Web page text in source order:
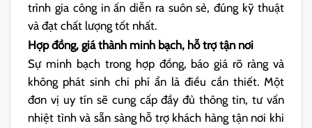
trình gia công in ấn diễn ra suôn sẻ, đúng kỹ thuật
và đạt chất lượng tốt nhất.
Hợp đồng, giá thành minh bạch, hỗ trợ tận nơi
Sự minh bạch trong hợp đồng, báo giá rõ ràng và
không phát sinh chi phí ẩn là điều cần thiết. Một
đơn vị uy tín sẽ cung cấp đầy đủ thông tin, tư vấn
nhiệt tình và sẵn sàng hỗ trợ khách hàng tận nơi khi